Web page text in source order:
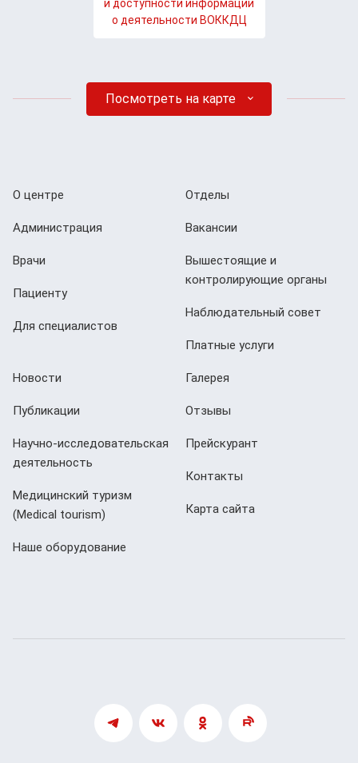
и доступности информации
о деятельности ВОККДЦ
Посмотреть на карте
О центре
Администрация
Врачи
Пациенту
Для специалистов
Отделы
Вакансии
Вышестоящие и
контролирующие органы
Наблюдательный совет
Платные услуги
Новости
Публикации
Научно-исследовательская
деятельность
Медицинский туризм
(Мedical tourism)
Наше оборудование
Галерея
Отзывы
Прейскурант
Контакты
Карта сайта